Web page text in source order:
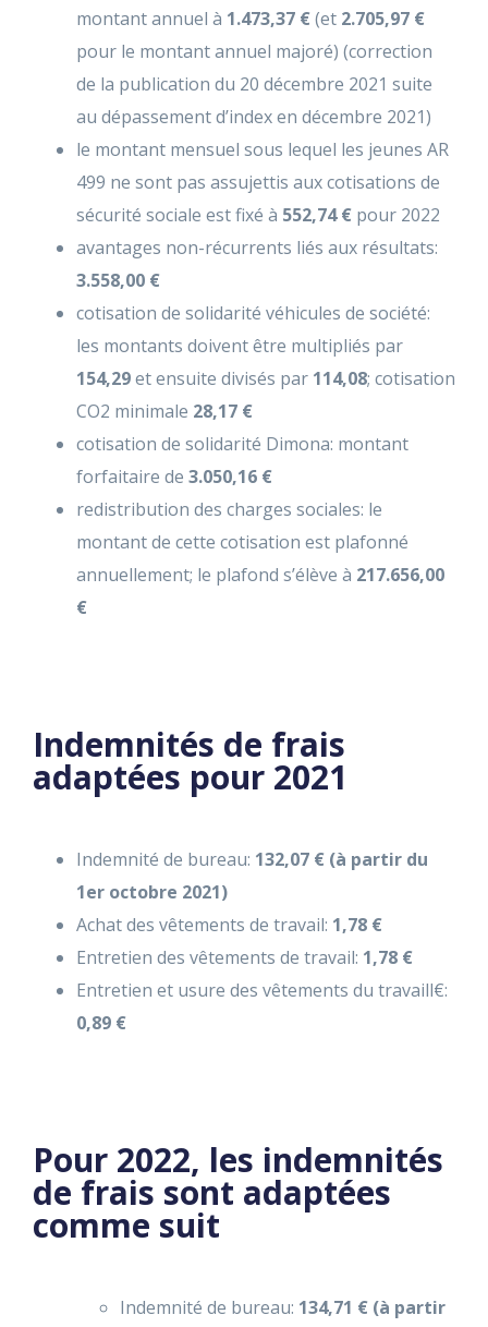
montant annuel à 1.473,37 €(et 2.705,97 €
pour le montant annuel majoré) (correction
de la publication du 20 décembre 2021 suite
au dépassement d’index en décembre 2021)
le montant mensuel sous lequel les jeunes AR
499 ne sont pas assujettis aux cotisations de
sécurité sociale est fixé à 552,74 € pour 2022
avantages non-récurrents liés aux résultats:
3.558,00 €
cotisation de solidarité véhicules de société:
les montants doivent être multipliés par
154,29et ensuite divisés par 114,08; cotisation
CO2 minimale 28,17 €
cotisation de solidarité Dimona: montant
forfaitaire de 3.050,16 €
redistribution des charges sociales: le
montant de cette cotisation est plafonné
annuellement; le plafond s’élève à 217.656,00
€
Indemnités de frais
adaptées pour 2021
Indemnité de bureau: 132,07 € (à partir du
1er octobre 2021)
Achat des vêtements de travail: 1,78 €
Entretien des vêtements de travail: 1,78 €
Entretien et usure des vêtements du travaill€:
0,89 €
Pour 2022, les indemnités
de frais sont adaptées
comme suit
Indemnité de bureau: 134,71 € (à partir